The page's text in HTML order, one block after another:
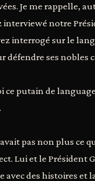
Je me rappelle,
interviewé notre
interrogé sur le
ses nobles
ce putain de
pas non plus ce
Lui et le Président
avec des histoires et